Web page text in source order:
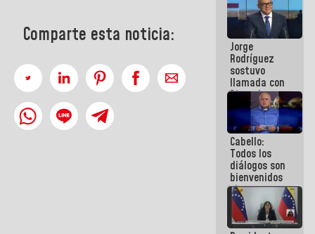
Comparte esta noticia:
"Héroe de
Venezuela"
a servidores
públicos
Jorge
Rodríguez
sostuvo
llamada con
Dinorah
Figuera y
acuerdan
primer
encuentro
presencial
para el
diálogo
Cabello:
Todos los
diálogos son
bienvenidos
siempre que
estén en el
marco de la
Constitución